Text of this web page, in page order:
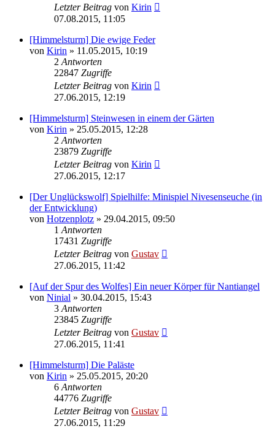
Letzter Beitrag von Kirin
07.08.2015, 11:05
[Himmelsturm] Die ewige Feder
von Kirin » 11.05.2015, 10:19
2 Antworten
22847 Zugriffe
Letzter Beitrag von Kirin
27.06.2015, 12:19
[Himmelsturm] Steinwesen in einem der Gärten
von Kirin » 25.05.2015, 12:28
2 Antworten
23879 Zugriffe
Letzter Beitrag von Kirin
27.06.2015, 12:17
[Der Unglückswolf] Spielhilfe: Minispiel Nivesenseuche (in
der Entwicklung)
von Hotzenplotz » 29.04.2015, 09:50
1 Antworten
17431 Zugriffe
Letzter Beitrag von Gustav
27.06.2015, 11:42
[Auf der Spur des Wolfes] Ein neuer Körper für Nantiangel
von Ninial » 30.04.2015, 15:43
3 Antworten
23845 Zugriffe
Letzter Beitrag von Gustav
27.06.2015, 11:41
[Himmelsturm] Die Paläste
von Kirin » 25.05.2015, 20:20
6 Antworten
44776 Zugriffe
Letzter Beitrag von Gustav
27.06.2015, 11:29